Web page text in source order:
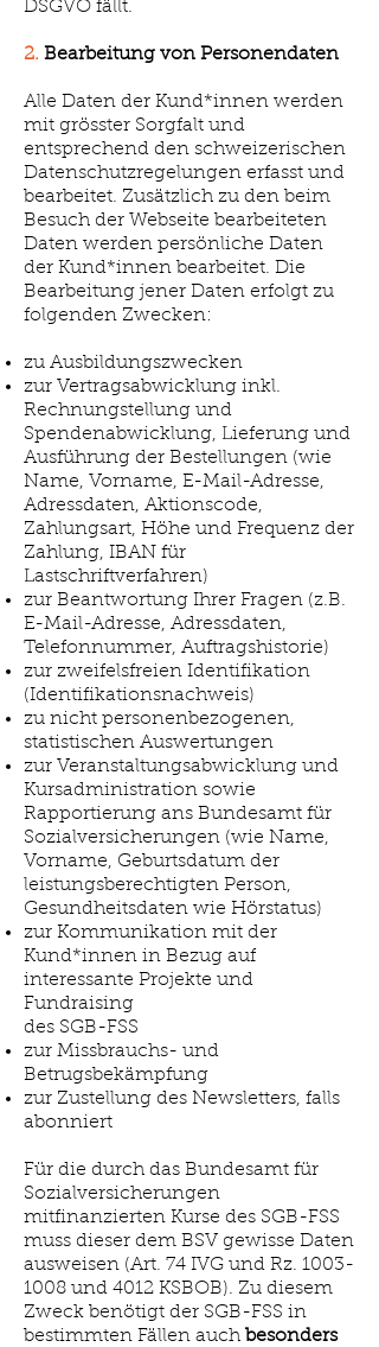
DSGVO fällt.
2. Bearbeitung von Personendaten
Alle Daten der Kund*innen werden
mit grösster Sorgfalt und
entsprechend den schweizerischen
Datenschutzregelungen erfasst und
bearbeitet. Zusätzlich zu den beim
Besuch der Webseite bearbeiteten
Daten werden persönliche Daten
der Kund*innen bearbeitet. Die
Bearbeitung jener Daten erfolgt zu
folgenden Zwecken:
zu Ausbildungszwecken
zur Vertragsabwicklung inkl.
Rechnungstellung und
Spendenabwicklung, Lieferung und
Ausführung der Bestellungen (wie
Name, Vorname, E-Mail-Adresse,
Adressdaten, Aktionscode,
Zahlungsart, Höhe und Frequenz der
Zahlung, IBAN für
Lastschriftverfahren)
zur Beantwortung Ihrer Fragen (z.B.
E-Mail-Adresse, Adressdaten,
Telefonnummer, Auftragshistorie)
zur zweifelsfreien Identifikation
(Identifikationsnachweis)
zu nicht personenbezogenen,
statistischen Auswertungen
zur Veranstaltungsabwicklung und
Kursadministration sowie
Rapportierung ans Bundesamt für
Sozialversicherungen (wie Name,
Vorname, Geburtsdatum der
leistungsberechtigten Person,
Gesundheitsdaten wie Hörstatus)
zur Kommunikation mit der
Kund*innen in Bezug auf
interessante Projekte und
Fundraising
des SGB-FSS
zur Missbrauchs- und
Betrugsbekämpfung
zur Zustellung des Newsletters, falls
abonniert
Für die durch das Bundesamt für
Sozialversicherungen
mitfinanzierten Kurse des SGB-FSS
muss dieser dem BSV gewisse Daten
ausweisen (Art. 74 IVG und Rz. 1003-
1008 und 4012 KSBOB). Zu diesem
Zweck benötigt der SGB-FSS in
bestimmten Fällen auch besonders